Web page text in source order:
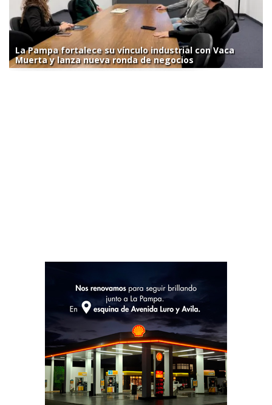
La Pampa fortalece su vínculo industrial con Vaca
Muerta y lanza nueva ronda de negocios